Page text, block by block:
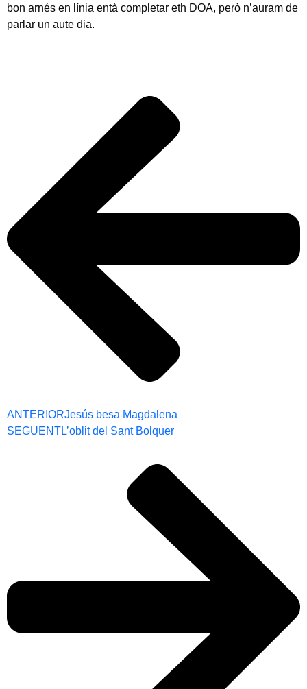
bon arnés en línia entà completar eth DOA, però n’auram de
parlar un aute dia.
ANTERIORJesús besa Magdalena
SEGUENTL’oblit del Sant Bolquer